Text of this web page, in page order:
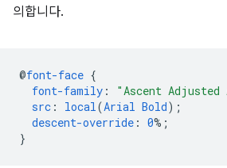
의합니다.
@font-face {
font-family : "Ascent
src : local (Arial Bold);
descent-override : 0%;
}